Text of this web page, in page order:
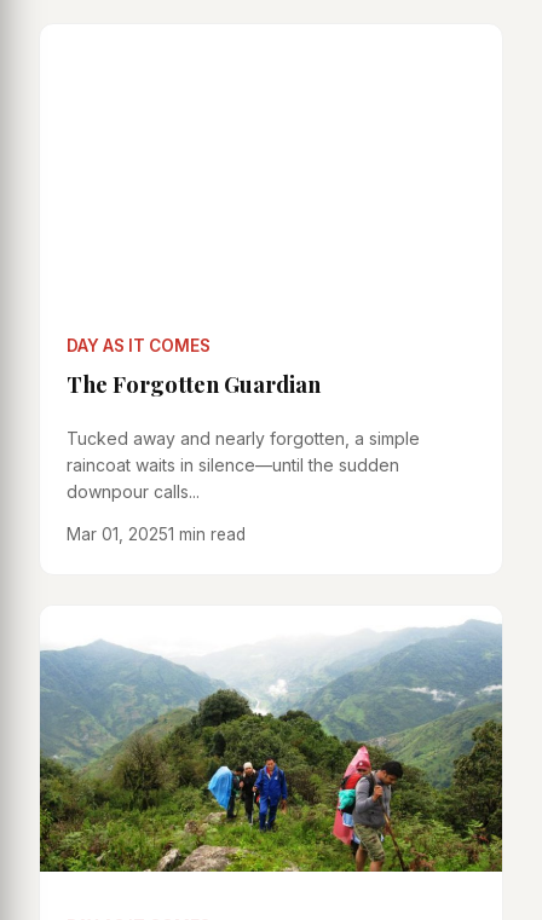
DAY AS IT COMES
The Forgotten Guardian
Tucked away and nearly forgotten, a simple
raincoat waits in silence—until the sudden
downpour calls...
Mar 01, 20251 min read